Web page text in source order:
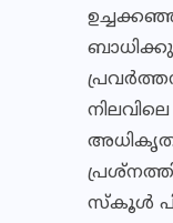
സ്‌കൂള്‍